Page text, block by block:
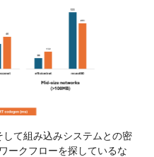
て組み込みシステムとの密
ークフローを探しているな